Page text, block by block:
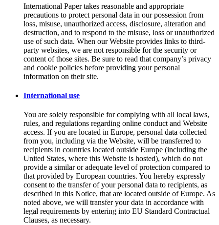
International Paper takes reasonable and appropriate
precautions to protect personal data in our possession from
loss, misuse, unauthorized access, disclosure, alteration and
destruction, and to respond to the misuse, loss or unauthorized
use of such data. When our Website provides links to third-
party websites, we are not responsible for the security or
content of those sites. Be sure to read that company’s privacy
and cookie policies before providing your personal
information on their site.
International use
You are solely responsible for complying with all local laws,
rules, and regulations regarding online conduct and Website
access. If you are located in Europe, personal data collected
from you, including via the Website, will be transferred to
recipients in countries located outside Europe (including the
United States, where this Website is hosted), which do not
provide a similar or adequate level of protection compared to
that provided by European countries. You hereby expressly
consent to the transfer of your personal data to recipients, as
described in this Notice, that are located outside of Europe. As
noted above, we will transfer your data in accordance with
legal requirements by entering into EU Standard Contractual
Clauses, as necessary.